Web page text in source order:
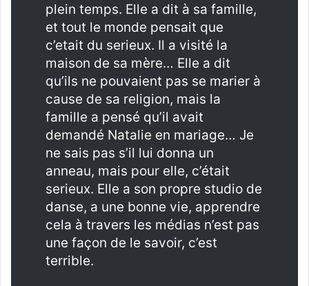
plein temps. Elle a dit à sa famille,
et tout le monde pensait que
c’etait du serieux. Il a visité la
maison de sa mère… Elle a dit
qu’ils ne pouvaient pas se marier à
cause de sa religion, mais la
famille a pensé qu’il avait
demandé Natalie en mariage… Je
ne sais pas s’il lui donna un
anneau, mais pour elle, c’était
serieux. Elle a son propre studio de
danse, a une bonne vie, apprendre
cela à travers les médias n’est pas
une façon de le savoir, c’est
terrible.